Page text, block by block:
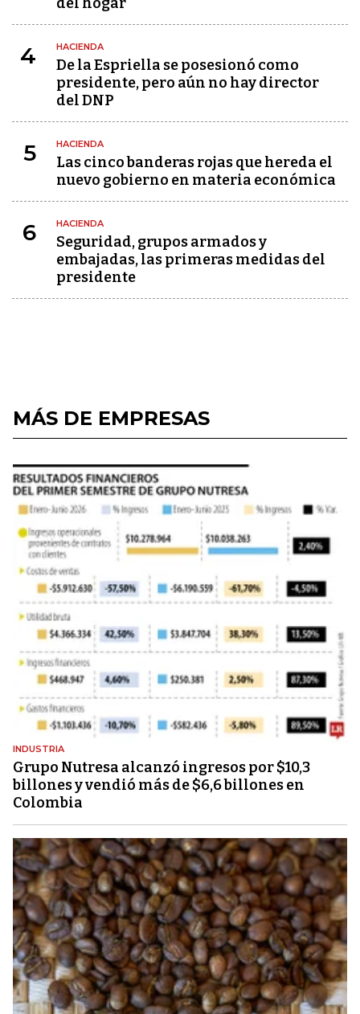
4 HACIENDA
De la Espriella se posesionó como
presidente, pero aún no hay director
del DNP
5 HACIENDA
Las cinco banderas rojas que hereda el
nuevo gobierno en materia económica
6 HACIENDA
Seguridad, grupos armados y
embajadas, las primeras medidas del
presidente
MÁS DE EMPRESAS
INDUSTRIA
Grupo Nutresa alcanzó ingresos por $10,3
billones y vendió más de $6,6 billones en
Colombia